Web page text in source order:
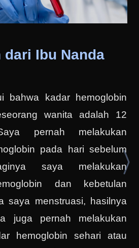
dari Ibu Nanda
bahwa kadar hemoglobin
wanita adalah 12
pernah melakukan
pada hari sebelum
saya melakukan
dan kebetulan
saya menstruasi, hasilnya
juga pernah melakukan
hemoglobin sehari atau